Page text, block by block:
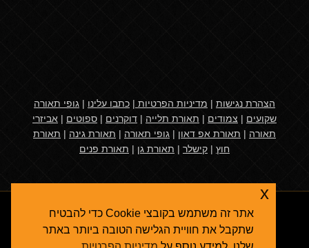
הצהרת נגישות | מדיניות הפרטיות | כתבו עלינו | גופי תאורה
שקועים | צמודים | תאורת תלייה | דוקרנים | ספוטים | אביזרי
תאורה | תאורת אפ דאון | גופי תאורה | תאורת גינה | תאורת
חוץ | קישלר | תאורת גן | תאורת פנים
אתר זה משתמש בקובצי Cookie כדי להבטיח
שתקבל את חוויית הגלישה הטובה ביותר באתר
x